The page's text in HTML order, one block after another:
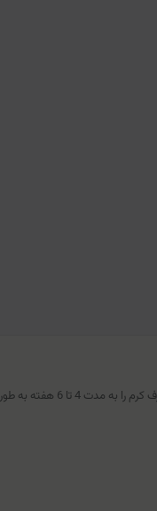
مداوم ادامه دهید.